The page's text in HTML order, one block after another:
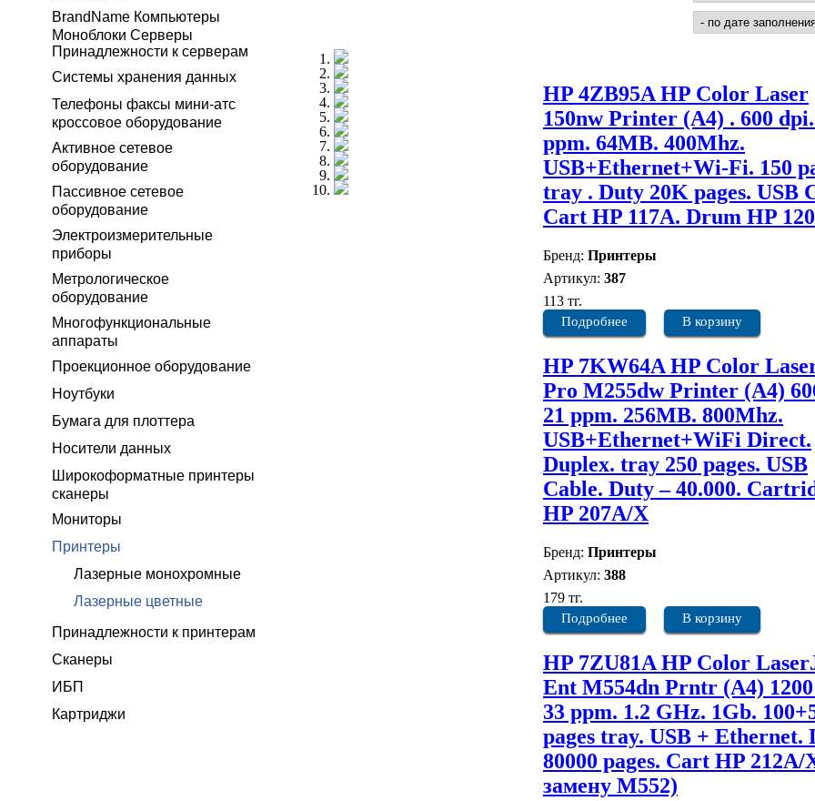
BrandName Компьютеры
Моноблоки Серверы
Принадлежности к серверам
Системы хранения данных
Телефоны факсы мини-атс
кроссовое оборудование
Активное сетевое
оборудование
Пассивное сетевое
оборудование
Электроизмерительные
приборы
Метрологическое
оборудование
Многофункциональные
аппараты
Проекционное оборудование
Ноутбуки
Бумага для плоттера
Носители данных
Широкоформатные принтеры
сканеры
Мониторы
Принтеры
Лазерные монохромные
Лазерные цветные
Принадлежности к принтерам
Сканеры
ИБП
Картриджи
HP 4ZB95A HP Color Laser
150nw Printer (A4) . 600
ppm. 64MB. 400Mhz.
USB+Ethernet+Wi-Fi. 150
tray . Duty 20K pages. USB
Cart HP 117A. Drum HP
Бренд: Принтеры
Артикул: 387
113 тг.
Подробнее В корзину
HP 7KW64A HP Color
Pro M255dw Printer (A4)
21 ppm. 256MB. 800Mhz.
USB+Ethernet+WiFi Direct.
Duplex. tray 250 pages. USB
Cable. Duty – 40.000.
HP 207A/X
Бренд: Принтеры
Артикул: 388
179 тг.
Подробнее В корзину
HP 7ZU81A HP Color
Ent M554dn Prntr (A4)
33 ppm. 1.2 GHz. 1Gb.
pages tray. USB + Ethernet.
80000 pages. Cart HP
замену M552)